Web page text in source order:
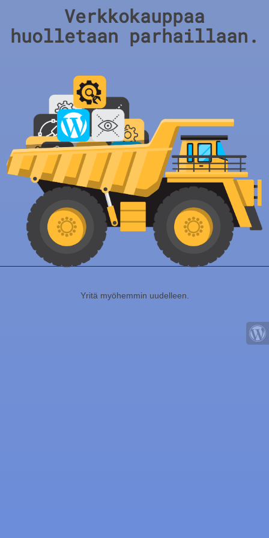
Verkkokauppaa
huolletaan parhaillaan.
Yritä myöhemmin uudelleen.